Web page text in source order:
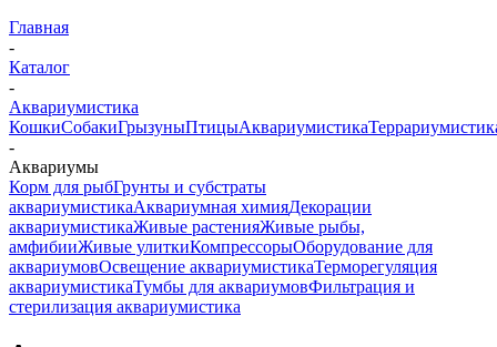
Главная
-
Каталог
-
Аквариумистика
КошкиСобакиГрызуныПтицыАквариумистика
-
Аквариумы
Корм для рыбГрунты и субстраты
аквариумистикаАквариумная химияДекорации
аквариумистикаЖивые растенияЖивые рыбы,
амфибииЖивые улиткиКомпрессорыОборудование для
аквариумовОсвещение аквариумистикаТерморегуляция
аквариумистикаТумбы для аквариумовФильтрация и
стерилизация аквариумистика